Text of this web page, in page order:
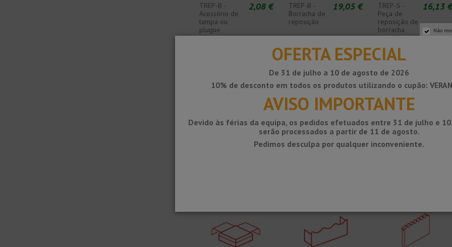
TREP-B -
Acessório de
tampa ou
plugue
2,08 €
TREP-B -
Borracha de
reposição
19,05 €
TREP-S -
Peça de
reposição de
borracha
16,13 €
Fita adesiva
antiderrapante em
Banda fotoluminescente
Não
OFERTA ESPECIAL
De 31 de julho a 10 de agosto de 2026
10% de desconto em todos os produtos utilizando o cupão:
AVISO IMPORTANTE
Devido às férias da equipa, os pedidos efetuados entre 31 de julho e
serão processados ​​a partir de 11 de agosto.
Pedimos desculpa por qualquer inconveniente.